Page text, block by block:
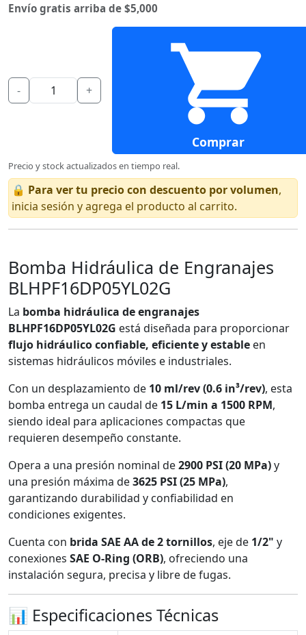
Envío gratis arriba de $5,000
- +
Comprar
Precio y stock actualizados en tiempo real.
🔒 Para ver tu precio con descuento por volumen,
inicia sesión y agrega el producto al carrito.
Bomba Hidráulica de Engranajes
BLHPF16DP05YL02G
La bomba hidráulica de engranajes
BLHPF16DP05YL02G está diseñada para proporcionar
flujo hidráulico confiable, eficiente y estable en
sistemas hidráulicos móviles e industriales.
Con un desplazamiento de 10 ml/rev (0.6 in³/rev), esta
bomba entrega un caudal de 15 L/min a 1500 RPM,
siendo ideal para aplicaciones compactas que
requieren desempeño constante.
Opera a una presión nominal de2900 PSI (20 MPa)y
una presión máxima de3625 PSI (25 MPa),
garantizando durabilidad y confiabilidad en
condiciones exigentes.
Cuenta con brida SAE AA de 2 tornillos, eje de 1/2" y
conexiones SAE O-Ring (ORB), ofreciendo una
instalación segura, precisa y libre de fugas.
📊 Especificaciones Técnicas